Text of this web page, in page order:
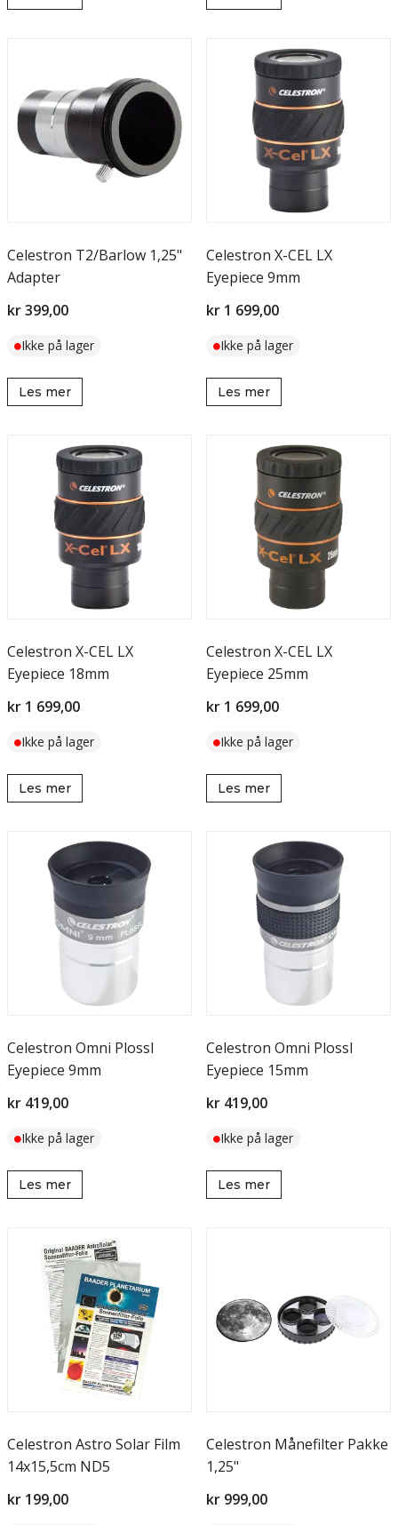
Celestron T2/Barlow 1,25"
Adapter
kr 399,00
Ikke på lager
Les mer
Celestron X-CEL LX
Eyepiece 9mm
kr 1 699,00
Ikke på lager
Les mer
Celestron X-CEL LX
Eyepiece 18mm
kr 1 699,00
Ikke på lager
Les mer
Celestron X-CEL LX
Eyepiece 25mm
kr 1 699,00
Ikke på lager
Les mer
Celestron Omni Plossl
Eyepiece 9mm
kr 419,00
Ikke på lager
Les mer
Celestron Omni Plossl
Eyepiece 15mm
kr 419,00
Ikke på lager
Les mer
Celestron Astro Solar Film
14x15,5cm ND5
kr 199,00
Celestron Månefilter Pakke
1,25"
kr 999,00